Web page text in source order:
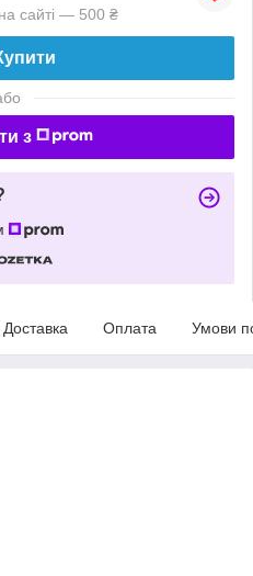
сайті — 500 ₴
з
Доставка Оплата Умови